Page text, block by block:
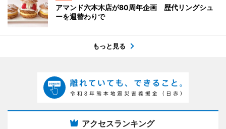
アマンド六本木店が80周年企画 歴代リングシュ
ーを週替わりで
もっと見る
アクセスランキング